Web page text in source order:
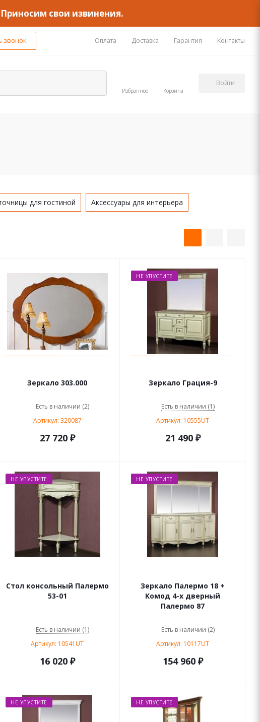
свои извинения.
звонок Оплата Доставка Гарантия Контакты
Избранное Корзина
Войти
для гостиной Аксессуары для интерьера
Зеркало 303.000
Есть в наличии (2)
Артикул: 320087
27 720 ₽
НЕ УПУСТИТЕ
Зеркало Грация-9
Есть в наличии (1)
Артикул: 10555UT
21 490₽
НЕ УПУСТИТЕ
Стол консольный Палермо
53-01
Есть в наличии (1)
Артикул: 10541UT
16 020₽
НЕ УПУСТИТЕ
Зеркало Палермо 18 +
Комод 4-х дверный
Палермо 87
Есть в наличии (2)
Артикул: 10117UT
154 960 ₽
НЕ УПУСТИТЕ НЕ УПУСТИТЕ